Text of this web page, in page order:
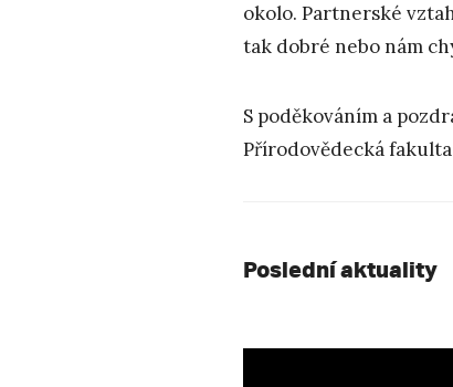
okolo. Partnerské
tak dobré nebo nám
S poděkováním a
Přírodovědecká fakulta
Poslední aktuality